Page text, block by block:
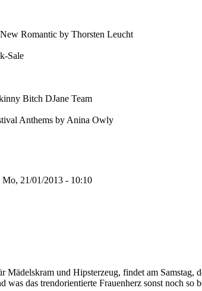
Romantic by Thorsten Leucht
Sale
Bitch DJane Team
Anthems by Anina Owly
Mo, 21/01/2013 - 10:10
und Hipsterzeug, findet am
was das trendorientierte Frauenherz sonst noch so